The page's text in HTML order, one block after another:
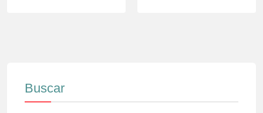
Buscar